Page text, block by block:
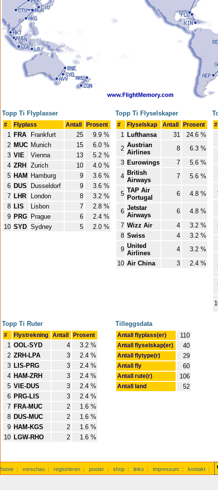
Topp Ti Flyplasser
# Flyplass Antall Prosent
1 FRA Frankfurt 25
9.9 %
2 MUC Munich 15
6.0 %
3 VIE Vienna 13
5.2 %
4 ZRH Zurich 10
4.0 %
5 HAM Hamburg 9
3.6 %
6 DUS Dusseldorf 9
3.6 %
7 LHR London 8
3.2 %
8 LIS Lisbon 7
2.8 %
9 PRG Prague 6
2.4 %
10 SYD Sydney 5 2.0 %
Topp Ti Flyselskaper
# Flyselskap Antall Prosent
1 Lufthansa 31
24.6 %
2 Austrian
Airlines
8
6.3 %
3 Eurowings 7
5.6 %
4 British
Airways
7 5.6 %
5 TAP Air
Portugal
6 4.8 %
6 Jetstar
Airways
6
4.8 %
7 Wizz Air 4
3.2 %
8 Swiss 4
3.2 %
9 United
Airlines
4
3.2 %
10 Air China 3 2.4 %
#
Topp Ti Ruter
# Flystrekning Antall Prosent
1 OOL-SYD 4
3.2 %
2 ZRH-LPA 3
2.4 %
3 LIS-PRG 3
2.4 %
4 HAM-ZRH 3
2.4 %
5 VIE-DUS 3
2.4 %
6 PRG-LIS 3
2.4 %
7 FRA-MUC 2
1.6 %
8 DUS-MUC 2
1.6 %
9 HAM-KGS 2
1.6 %
10 LGW-RHO 2 1.6 %
Tilleggsdata
Antall flyplass(er) 110
Antall flyselskap(er) 40
Antall flytype(r) 29
Antall fly 60
Antall rute(r) 106
Antall land 52
home : vorschau : registrieren : poster : shop : links : impressum : kontakt :